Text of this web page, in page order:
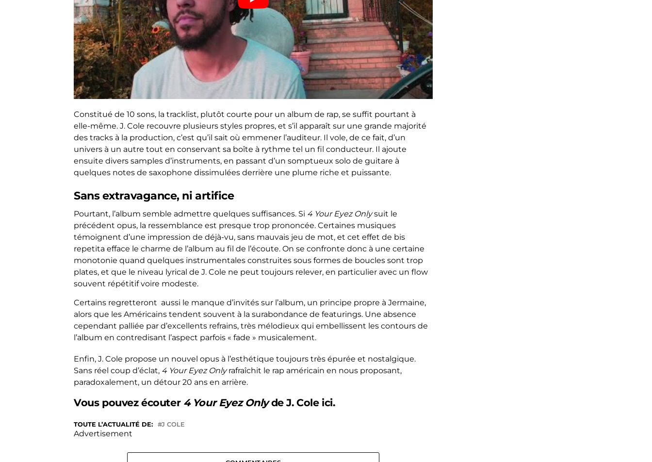
Constitué de 10 sons, la tracklist, plutôt courte pour un album de rap, se suffit pourtant à
elle-même. J. Cole recouvre plusieurs styles propres, et s’il apparaît sur une grande majorité
des tracks à la production, c’est qu’il sait où emmener l’auditeur. Il vole, de ce fait, d’un
univers à un autre tout en conservant sa boîte à rythme tel un fil conducteur. Il ajoute
ensuite divers samples d’instruments, en passant d’un somptueux solo de guitare à
quelques notes de saxophone dissimulées derrière une plume riche et puissante.
Sans extravagance, ni artifice
Pourtant, l’album semble admettre quelques suffisances. Si 4 Your Eyez Onlysuit le
précédent opus, la ressemblance est presque trop prononcée. Certaines musiques
témoignent d’une impression de déjà-vu, sans mauvais jeu de mot, et cet effet de bis
repetita efface le charme de l’album au fil de l’écoute. On se confronte donc à une certaine
monotonie quand quelques instrumentales construites sous formes de boucles sont trop
plates, et que le niveau lyrical de J. Cole ne peut toujours relever, en particulier avec un flow
souvent répétitif voire modeste.
Certains regretteront aussi le manque d’invités sur l’album, un principe propre à Jermaine,
alors que les Américains tendent souvent à la surabondance de featurings. Une absence
cependant palliée par d’excellents refrains, très mélodieux qui embellissent les contours de
l’album en contredisant l’aspect parfois « fade » musicalement.
Enfin, J. Cole propose un nouvel opus à l’esthétique toujours très épurée et nostalgique.
Sans réel coup d’éclat, 4 Your Eyez Onlyrafraîchit le rap américain en nous proposant,
paradoxalement, un détour 20 ans en arrière.
Vous pouvez écouter 4 Your Eyez Onlyde J. Cole ici.
TOUTE L’ACTUALITÉ DE: J COLE
Advertisement